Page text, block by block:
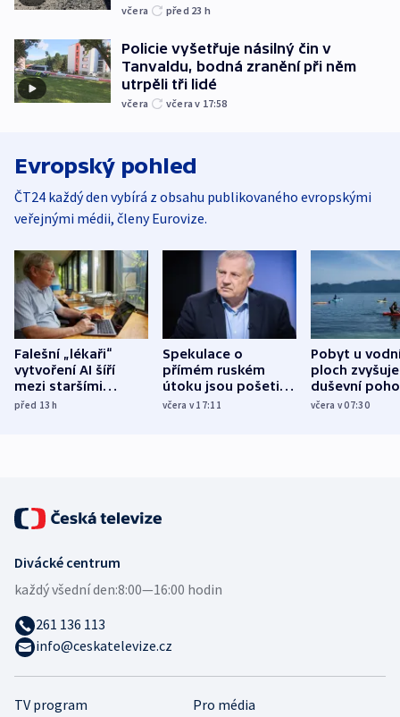
včera před 23 h
Policie vyšetřuje násilný čin v
Tanvaldu, bodná zranění při něm
utrpěli tři lidé
včera včera v 17:58
Evropský pohled
ČT24 každý den vybírá z obsahu publikovaného evropskými
veřejnými médii, členy Eurovize.
Falešní „lékaři“
vytvoření AI šíří
mezi staršími
Poláky nebezpečné
před 13h
Spekulace o
přímém ruském
útoku jsou pošetilé,
míní estonský
včera v 17:11
Pobyt u
ploch zvyšuje
duševní
ukázala
včera v 07:30
TV program
Pro média
Divácké centrum
každý všední den:8:00—16:00 hodin
261 136 113
info@ceskatelevize.cz